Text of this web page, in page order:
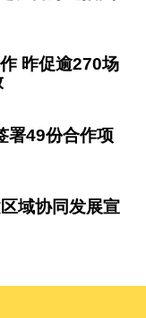
昨促逾270场
署49份合作项
域协同发展宣